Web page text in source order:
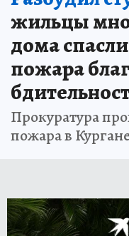
жильцы
дома
пожара
Прокуратура
пожара в